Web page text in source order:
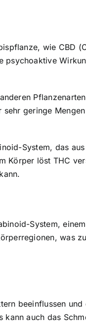
wie CBD
psychoaktive
geringe
System, das
Körper löst THC
System,
was
beeinflussen
kann auch das